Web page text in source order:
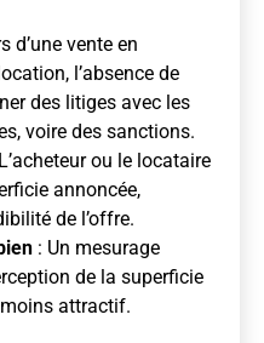
d’une vente en
l’absence de
des litiges avec les
voire des sanctions.
ou le locataire
annoncée,
de l’offre.
: Un mesurage
de la superficie
attractif.